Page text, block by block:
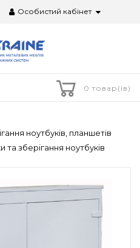
Особистий кабінет
0 товар(ів)
ноутбуків, планшетів
зберігання ноутбуків